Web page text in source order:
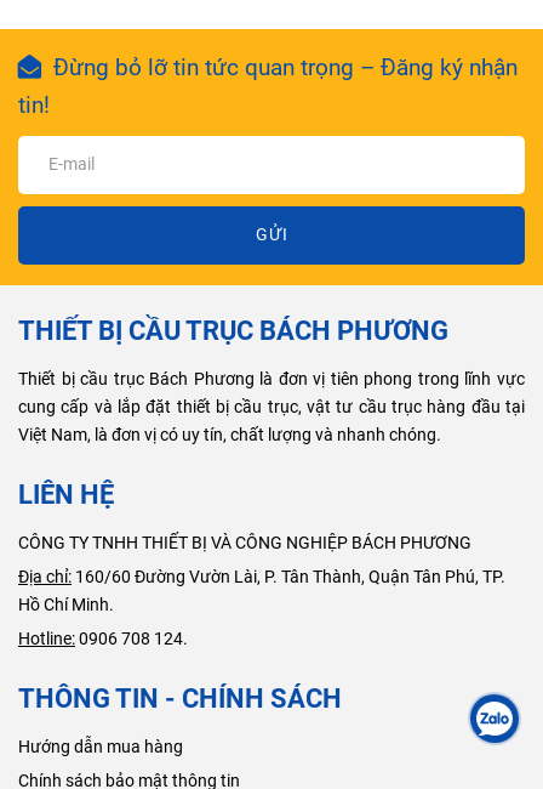
Đừng bỏ lỡ tin tức quan trọng – Đăng ký nhận
tin!
GỬI
THIẾT BỊ CẦU TRỤC BÁCH PHƯƠNG
Thiết bị cầu trục Bách Phương là đơn vị tiên phong trong lĩnh vực
cung cấp và lắp đặt thiết bị cầu trục, vật tư cầu trục hàng đầu tại
Việt Nam, là đơn vị có uy tín, chất lượng và nhanh chóng.
LIÊN HỆ
CÔNG TY TNHH THIẾT BỊ VÀ CÔNG NGHIỆP BÁCH PHƯƠNG
Địa chỉ: 160/60 Đường Vườn Lài, P. Tân Thành, Quận Tân Phú, TP.
Hồ Chí Minh.
Hotline:0906 708 124.
THÔNG TIN - CHÍNH SÁCH
Hướng dẫn mua hàng
Chính sách bảo mật thông tin